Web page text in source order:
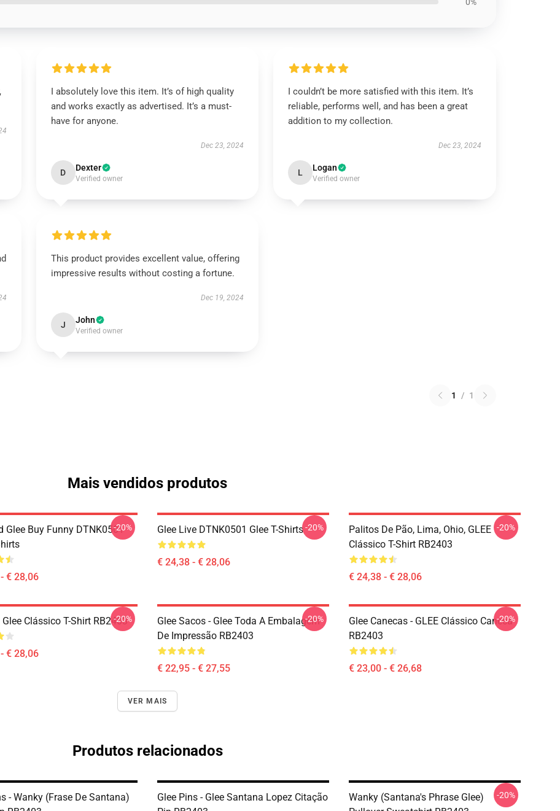
I absolutely love this item. It’s of high quality
and works exactly as advertised. It’s a must-
have for anyone.
Dec 23, 2024
D Dexter
Verified owner
I couldn’t be more satisfied with this item. It’s
reliable, performs well, and has been a great
addition to my collection.
Dec 23, 2024
L Logan
Verified owner
This product provides excellent value, offering
impressive results without costing a fortune.
Dec 19, 2024
J John
Verified owner
1 / 1
Mais vendidos produtos
Glee Buy Funny DTNK0501
€ 28,06
-20% Glee Live DTNK0501 Glee T-Shirts
€ 24,38 - € 28,06
-20%
Palitos De Pão, Lima, Ohio, GLEE
Clássico T-Shirt RB2403
€ 24,38 - € 28,06
-20%
Clássico T-Shirt RB2403
€ 28,06
-20%
Glee Sacos - Glee Toda A Embalagem
De Impressão RB2403
€ 22,95 - € 27,55
-20%
Glee Canecas - GLEE Clássico Caneca
RB2403
€ 23,00 - € 26,68
-20%
VER MAIS
Produtos relacionados
- Wanky (frase De Santana)
Glee Pins - Glee Santana Lopez Citação
Wanky (Santana's Phrase Glee)
-20%